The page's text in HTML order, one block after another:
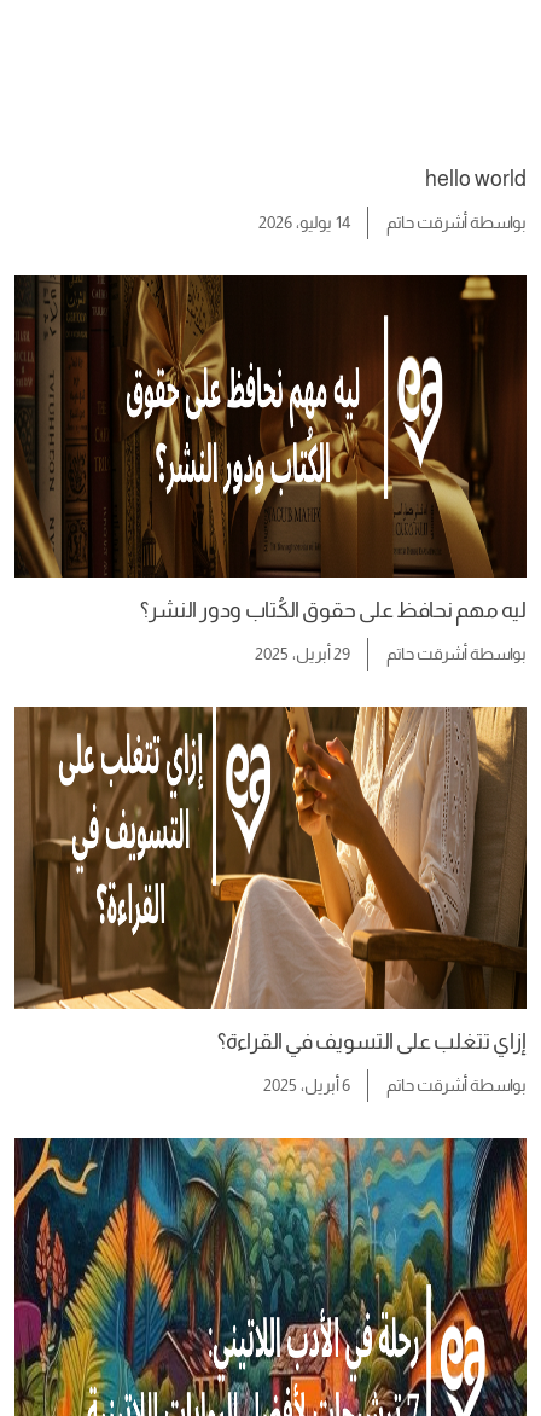
hello world
بواسطةأشرقت حاتم 14 يوليو، 2026
ليه مهم نحافظ على حقوق الكُتاب ودور النشر؟
بواسطةأشرقت حاتم 29 أبريل، 2025
إزاي تتغلب على التسويف في القراءة؟
بواسطةأشرقت حاتم 6 أبريل، 2025